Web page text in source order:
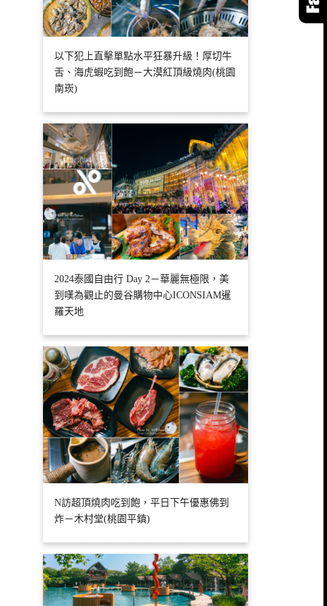
以下犯上直擊單點水平狂暴升級！厚切牛
舌、海虎蝦吃到飽－大漠紅頂級燒肉(桃園
南崁)
2024泰國自由行 Day 2－華麗無極限，美
到嘆為觀止的曼谷購物中心ICONSIAM暹
羅天地
N訪超頂燒肉吃到飽，平日下午優惠佛到
炸－木村堂(桃園平鎮)